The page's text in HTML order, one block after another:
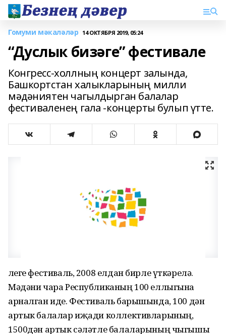
Гомуми мәкаләләр 14 ОКТЯБРЯ 2019, 05:24
“Дуслык бизәге” фестивале
Конгресс-холлның концерт залында,
Башкортстан халыкларының милли
мәдәниятен чагылдырган балалар
фестиваленең гала -концерты булып үтте.
Әлеге фестиваль, 2008 елдан бирле үткәрелә.
Мәдәни чара Республиканың 100 еллыгына
арналган иде. Фестиваль барышында, 100 дән
артык балалар иҗади коллективларының,
1500дән артык сәләтле балаларының чыгышы